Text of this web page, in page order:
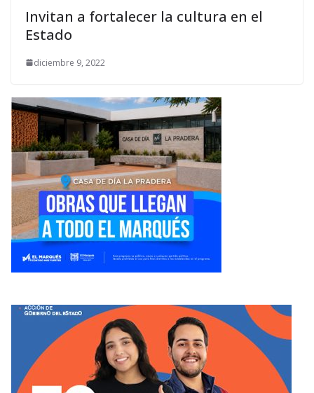
Invitan a fortalecer la cultura en el
Estado
diciembre 9, 2022